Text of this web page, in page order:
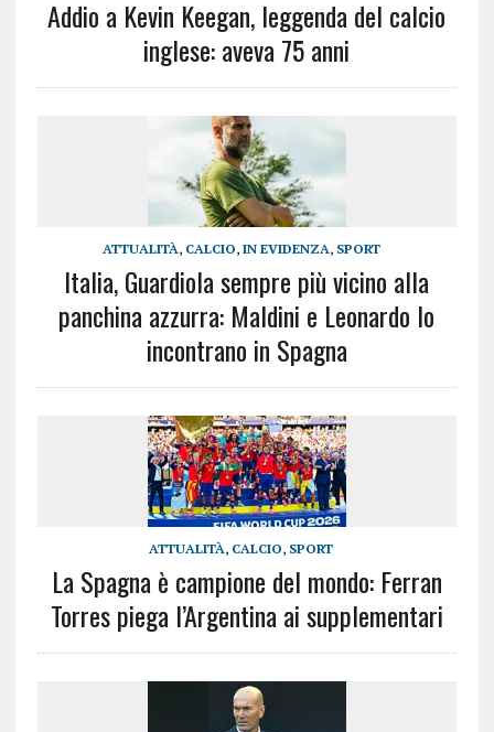
Addio a Kevin Keegan, leggenda del calcio
inglese: aveva 75 anni
ATTUALITÀ, CALCIO, IN EVIDENZA, SPORT
Italia, Guardiola sempre più vicino alla
panchina azzurra: Maldini e Leonardo lo
incontrano in Spagna
ATTUALITÀ, CALCIO, SPORT
La Spagna è campione del mondo: Ferran
Torres piega l’Argentina ai supplementari